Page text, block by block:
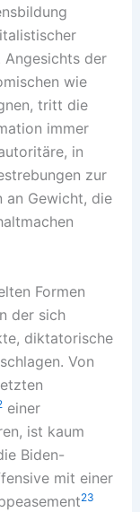
Angesichts der
wie
tritt die
immer
in
zur
an Gewicht, die
Formen
der sich
diktatorische
Von
einer
ist kaum
Biden-
mit einer
23